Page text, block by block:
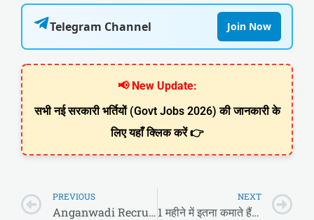
Telegram Channel Join Now
📢 New Update:
सभी नई सरकारी भर्तियों (Govt Jobs 2026) की जानकारी के
लिए यहाँ क्लिक करें 👉
PREVIOUS
Anganwadi Recruitment 2026: महिलाओं के लिए 1 लाख+ पदों पर बिना परीक्षा सीधी भर्ती, आज ही Apply करें!
NEXT
1 महीने में इतना कमाते हैं रेलवे के लोको पायलट, सैलरी स्लिप देखकर उड़ जाएंगे होश!